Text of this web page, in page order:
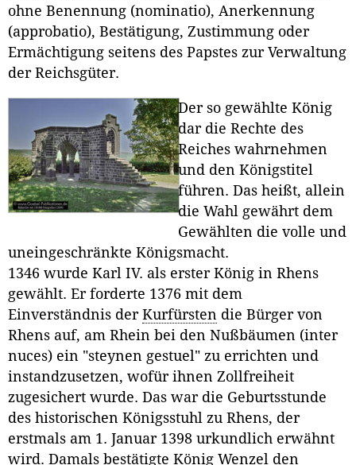
ohne Benennung (nominatio), Anerkennung
(approbatio), Bestätigung, Zustimmung oder
Ermächtigung seitens des Papstes zur Verwaltung
der Reichsgüter.
Der so gewählte König
dar die Rechte des
Reiches wahrnehmen
und den Königstitel
führen. Das heißt, allein
die Wahl gewährt dem
Gewählten die volle und
uneingeschränkte Königsmacht.
1346 wurde Karl IV. als erster König in Rhens
gewählt. Er forderte 1376 mit dem
Einverständnis der Kurfürsten die Bürger von
Rhens auf, am Rhein bei den Nußbäumen (inter
nuces) ein "steynen gestuel" zu errichten und
instandzusetzen, wofür ihnen Zollfreiheit
zugesichert wurde. Das war die Geburtsstunde
des historischen Königsstuhl zu Rhens, der
erstmals am 1. Januar 1398 urkundlich erwähnt
wird. Damals bestätigte König Wenzel den